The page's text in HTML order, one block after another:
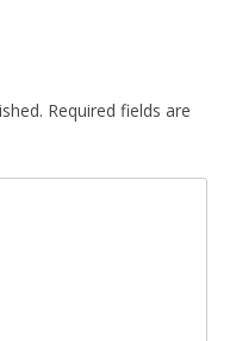
Required fields are